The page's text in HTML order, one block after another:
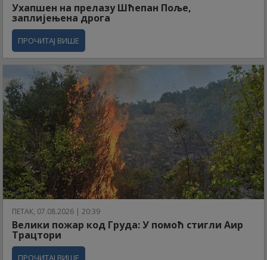
Ухапшен на прелазу Шћепан Поље,
заплијењена дрога
ПРОЧИТАЈ ВИШЕ
ПЕТАК, 07.08.2026 | 20:39
Велики пожар код Груда: У помоћ стигли Аир
Трацтори